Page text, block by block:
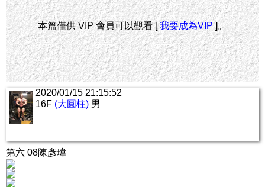
本篇僅供 VIP 會員可以觀看 [我要成為VIP]。
2020/01/15 21:15:52
16F (大圓柱) 男
第六 08陳彥瑋